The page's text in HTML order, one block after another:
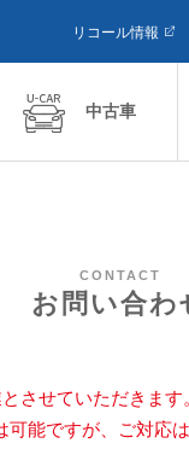
リコール情報
中古車
CONTACT
お問い合わ
させていただきます
能ですが、ご対応